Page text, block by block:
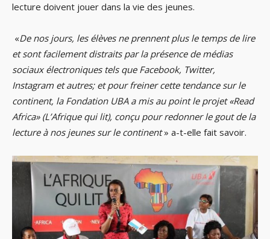
lecture doivent jouer dans la vie des jeunes.
«De nos jours, les élèves ne prennent plus le temps de lire
et sont facilement distraits par la présence de médias
sociaux électroniques tels que Facebook, Twitter,
Instagram et autres; et pour freiner cette tendance sur le
continent, la Fondation UBA a mis au point le projet «Read
Africa» (L’Afrique qui lit), conçu pour redonner le gout de la
lecture à nos jeunes sur le continent» a-t-elle fait savoir.